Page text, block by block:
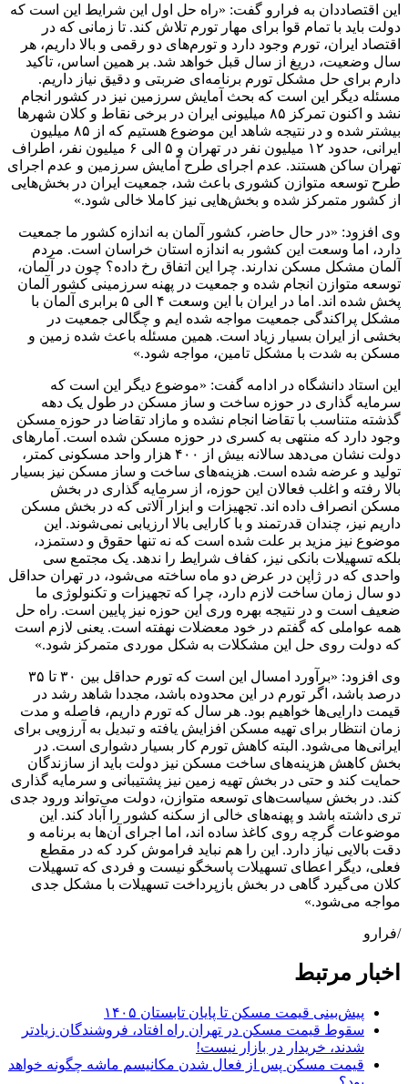
این اقتصاددان به فرارو گفت: «راه حل اول این شرایط این است که
دولت باید با تمام قوا برای مهار تورم تلاش کند. تا زمانی که در
اقتصاد ایران، تورم وجود دارد و تورم‌های دو رقمی و بالا داریم، هر
سال وضعیت، دریغ از سال قبل خواهد شد. بر همین اساس، تاکید
دارم برای حل مشکل تورم برنامه‌ای ضربتی و دقیق نیاز داریم.
مسئله دیگر این است که بحث آمایش سرزمین نیز در کشور انجام
نشد و اکنون تمرکز ۸۵ میلیونی ایران در برخی نقاط و کلان شهر‌ها
بیشتر شده و در نتیجه شاهد این موضوع هستیم که از ۸۵ میلیون
ایرانی، حدود ۱۲ میلیون نفر در تهران و ۵ الی ۶ میلیون نفر، اطراف
تهران ساکن هستند. عدم اجرای طرح آمایش سرزمین و عدم اجرای
طرح توسعه متوازن کشوری باعث شد، جمعیت ایران در بخش‌هایی
از کشور متمرکز شده و بخش‌هایی نیز کاملا خالی شود.»
وی افزود: «در حال حاضر، کشور آلمان به اندازه کشور ما جمعیت
دارد، اما وسعت این کشور به اندازه استان خراسان است. مردم
آلمان مشکل مسکن ندارند. چرا این اتفاق رخ داده؟ چون در آلمان،
توسعه متوازن انجام شده و جمعیت در پهنه سرزمینی کشور آلمان
پخش شده اند. اما در ایران با این وسعت ۴ الی ۵ برابری آلمان با
مشکل پراکندگی جمعیت مواجه شده ایم و چگالی جمعیت در
بخشی از ایران بسیار زیاد است. همین مسئله باعث شده زمین و
مسکن به شدت با مشکل تامین، مواجه شود.»
این استاد دانشگاه در ادامه گفت: «موضوع دیگر این است که
سرمایه گذاری در حوزه ساخت و ساز مسکن در طول یک دهه
گذشته متناسب با تقاضا انجام نشده و مازاد تقاضا در حوزه مسکن
وجود دارد که منتهی به کسری در حوزه مسکن شده است. آمار‌های
دولت نشان می‌دهد سالانه بیش از ۴۰۰ هزار واحد مسکونی کمتر،
تولید و عرضه شده است. هزینه‌های ساخت و ساز مسکن نیز بسیار
بالا رفته و اغلب فعالان این حوزه، از سرمایه گذاری در بخش
مسکن انصراف داده اند. تجهیزات و ابزار آلاتی که در بخش مسکن
داریم نیز، چندان قدرتمند و با کارایی بالا ارزیابی نمی‌شوند. این
موضوع نیز مزید بر علت شده است که نه تنها حقوق و دستمزد،
بلکه تسهیلات بانکی نیز، کفاف شرایط را ندهد. یک مجتمع سی
واحدی که در ژاپن در عرض دو ماه ساخته می‌شود، در تهران حداقل
دو سال زمان ساخت لازم دارد، چرا که تجهیزات و تکنولوژی ما
ضعیف است و در نتیجه بهره وری این حوزه نیز پایین است. راه حل
همه عواملی که گفتم در خود معضلات نهفته است. یعنی لازم است
که دولت روی حل این مشکلات به شکل موردی متمرکز شود.»
وی افزود: «برآورد امسال این است که تورم حداقل بین ۳۰ تا ۳۵
درصد باشد، اگر تورم در این محدوده باشد، مجددا شاهد رشد در
قیمت دارایی‌ها خواهیم بود. هر سال که تورم داریم، فاصله و مدت
زمان انتظار برای تهیه مسکن افزایش یافته و تبدیل به آرزویی برای
ایرانی‌ها می‌شود. البته کاهش تورم کار بسیار دشواری است. در
بخش کاهش هزینه‌های ساخت مسکن نیز دولت باید از سازندگان
حمایت کند و حتی در بخش تهیه زمین نیز پشتیبانی و سرمایه گذاری
کند. در بخش سیاست‌های توسعه متوازن، دولت می‌تواند ورود جدی
تری داشته باشد و پهنه‌های خالی از سکنه کشور را آباد کند. این
موضوعات گرچه روی کاغذ ساده اند، اما اجرای آن‌ها به برنامه و
دقت بالایی نیاز دارد. این را هم نباید فراموش کرد که در مقطع
فعلی، دیگر اعطای تسهیلات پاسخگو نیست و فردی که تسهیلات
کلان می‌گیرد گاهی در بخش بازپرداخت تسهیلات با مشکل جدی
مواجه می‌شود.»
/فرارو
اخبار مرتبط
پیش‌بینی قیمت مسکن تا پایان تابستان ۱۴۰۵
سقوط قیمت مسکن در تهران راه افتاد، فروشندگان زیادتر
شدند، خریدار در بازار نیست!
قیمت مسکن پس از فعال شدن مکانیسم ماشه چگونه خواهد